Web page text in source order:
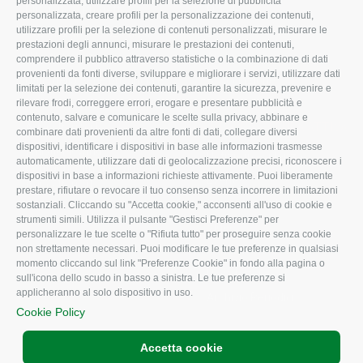
personalizzata, creare profili per la personalizzazione dei contenuti,
utilizzare profili per la selezione di contenuti personalizzati, misurare le
prestazioni degli annunci, misurare le prestazioni dei contenuti,
comprendere il pubblico attraverso statistiche o la combinazione di dati
provenienti da fonti diverse, sviluppare e migliorare i servizi, utilizzare dati
limitati per la selezione dei contenuti, garantire la sicurezza, prevenire e
rilevare frodi, correggere errori, erogare e presentare pubblicità e
contenuto, salvare e comunicare le scelte sulla privacy, abbinare e
combinare dati provenienti da altre fonti di dati, collegare diversi
dispositivi, identificare i dispositivi in base alle informazioni trasmesse
automaticamente, utilizzare dati di geolocalizzazione precisi, riconoscere i
dispositivi in base a informazioni richieste attivamente. Puoi liberamente
prestare, rifiutare o revocare il tuo consenso senza incorrere in limitazioni
sostanziali. Cliccando su "Accetta cookie," acconsenti all'uso di cookie e
strumenti simili. Utilizza il pulsante "Gestisci Preferenze" per
personalizzare le tue scelte o "Rifiuta tutto" per proseguire senza cookie
non strettamente necessari. Puoi modificare le tue preferenze in qualsiasi
momento cliccando sul link "Preferenze Cookie" in fondo alla pagina o
sull'icona dello scudo in basso a sinistra. Le tue preferenze si
applicheranno al solo dispositivo in uso.
Cookie Policy
Accetta cookie
Missione e Progetto
Organigramma aziendale
I Nostri Servizi
Uffici della Sede provinciale
Le Sedi di Zona
Agricoltori S.r.l.
Whistleblowing
Confagricoltura Rovigo e
Agricoltori srl
Fiscale
Lavoro
Ambiente
Associazione
CONFAGRICOLTURA ATTIVA
Notizie in evidenza
Eventi
Comunicati Stampa
Video
Iscrizione Newsletter
Newsletter